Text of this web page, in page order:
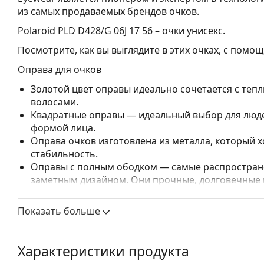
из самых продаваемых брендов очков.
Polaroid PLD D428/G 06J 17 56– очки унисекс.
Посмотрите, как вы выглядите в этих очках, с
Оправа для очков
Золотой цвет оправы идеально сочетается с
волосами.
Квадратные оправы — идеальный выбор для
формой лица.
Оправа очков изготовлена из металла,
стабильность.
Оправы с полным ободком — самые
заметным дизайном. Они прочные,
высокими оптическими характеристиками.
Регулируемые носоупоры позволяют мягко
Показать больше
Характеристики продукта